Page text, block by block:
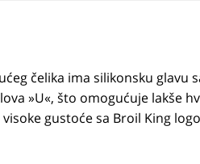
čelika ima silikonsku glavu
»U«, što omogućuje lakše
gustoće sa Broil King